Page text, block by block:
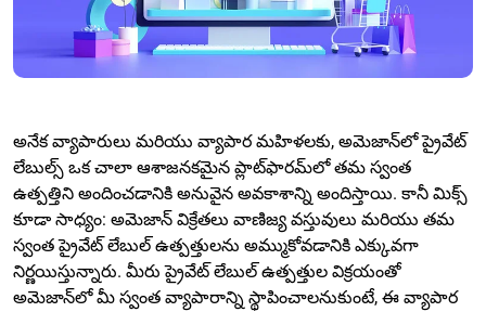
అనేక వ్యాపారులు మరియు వ్యాపార మహిళలకు, అమెజాన్‌లో ప్రైవేట్
లేబుల్స్ ఒక చాలా ఆశాజనకమైన ప్లాట్‌ఫారమ్‌లో తమ స్వంత
ఉత్పత్తిని అందించడానికి అనువైన అవకాశాన్ని అందిస్తాయి. కానీ మిక్స్
కూడా సాధ్యం: అమెజాన్ విక్రేతలు వాణిజ్య వస్తువులు మరియు తమ
స్వంత ప్రైవేట్ లేబుల్ ఉత్పత్తులను అమ్ముకోవడానికి ఎక్కువగా
నిర్ణయిస్తున్నారు. మీరు ప్రైవేట్ లేబుల్ ఉత్పత్తుల విక్రయంతో
అమెజాన్‌లో మీ స్వంత వ్యాపారాన్ని స్థాపించాలనుకుంటే, ఈ వ్యాపార